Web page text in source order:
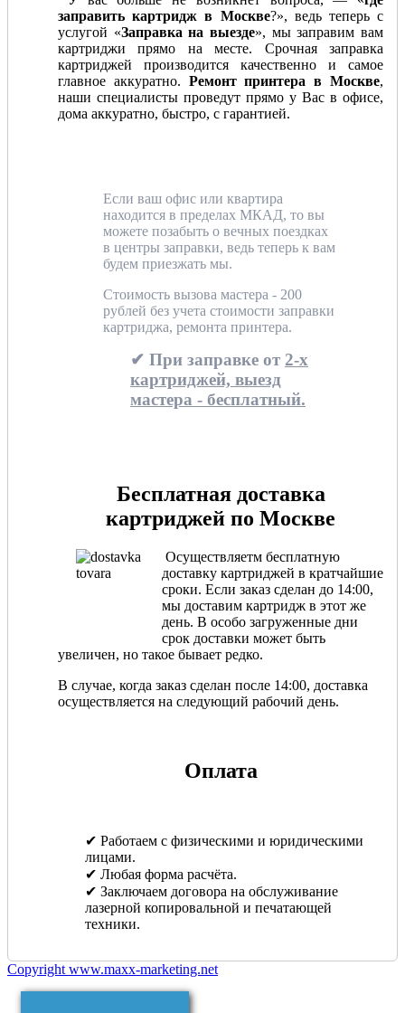
заправить картридж в Москве?», ведь теперь с
услугой «Заправка на выезде», мы заправим вам
картриджи прямо на месте. Срочная заправка
картриджей производится качественно и самое
главное аккуратно. Ремонт принтера в Москве,
наши специалисты проведут прямо у Вас в офисе,
дома аккуратно, быстро, с гарантией.
Если ваш офис или квартира
находится в пределах МКАД, то вы
можете позабыть о вечных поездках
в центры заправки, ведь теперь к вам
будем приезжать мы.
Стоимость вызова мастера - 200
рублей без учета стоимости заправки
картриджа, ремонта принтера.
✔ При заправке от 2-х
картриджей, выезд
мастера - бесплатный.
Бесплатная доставка
картриджей по Москве
Осуществляетм бесплатную
доставку картриджей в кратчайшие
сроки. Если заказ сделан до 14:00,
мы доставим картридж в этот же
день. В особо загруженные дни
срок доставки может быть
увеличен, но такое бывает редко.
В случае, когда заказ сделан после 14:00, доставка
осуществляется на следующий рабочий день.
Оплата
✔ Работаем с физическими и юридическими
лицами.
✔ Любая форма расчёта.
✔ Заключаем договора на обслуживание
лазерной копировальной и печатающей
техники.
Copyright www.maxx-marketing.net